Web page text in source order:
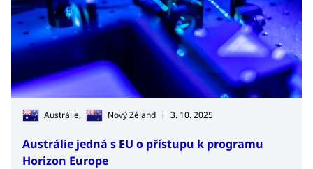
Austrálie, Nový Zéland | 3. 10. 2025
Austrálie jedná s EU o přístupu k programu
Horizon Europe